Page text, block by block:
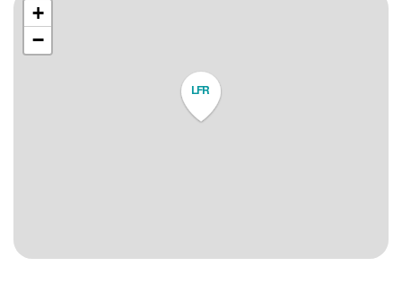
LFR
+
−